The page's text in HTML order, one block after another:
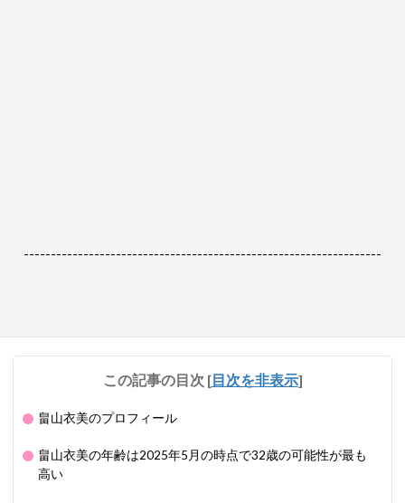
------------------------------------------------------------------
この記事の目次 [目次を非表示]
畠山衣美のプロフィール
畠山衣美の年齢は2025年5月の時点で32歳の可能性が最も
高い